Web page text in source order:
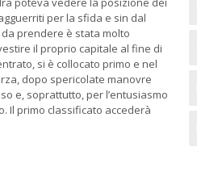
per la sfida e sin dal
prendere è stata molto
il proprio capitale al fine di
si è collocato primo e nel
dopo spericolate manovre
e, soprattutto, per l’entusiasmo
Il primo classificato accederà